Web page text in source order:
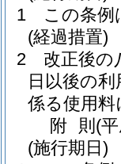
1
この条例
(経過措置)
2
改正後の
日以後の
係る使用
附 則 (
(施行期日)